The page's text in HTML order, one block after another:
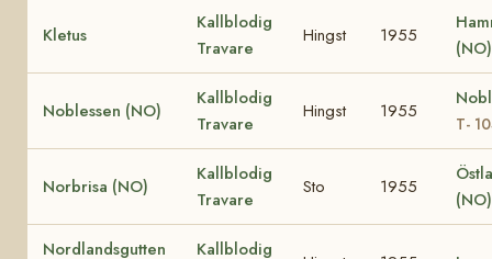
Kletus
Kallblodig
Travare
Hingst 1955
Noblessen (NO)
Kallblodig
Travare
Hingst 1955
T-
Norbrisa (NO)
Kallblodig
Travare
Sto 1955
(NO)
Nordlandsgutten
Kallblodig